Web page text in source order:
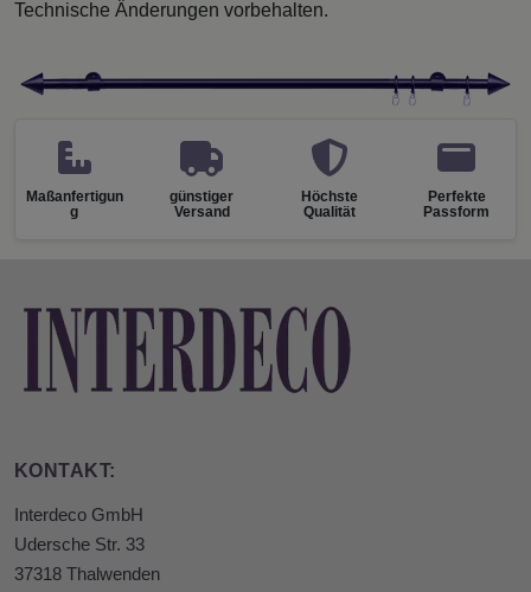
Technische Änderungen vorbehalten.
Maßanfertigun
g
günstiger
Versand
Höchste
Qualität
Perfekte
Passform
KONTAKT:
Interdeco GmbH
Udersche Str. 33
37318 Thalwenden